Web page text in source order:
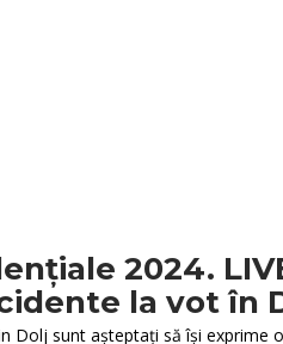
2024.
la vot în
Dolj sunt așteptați să își exprime